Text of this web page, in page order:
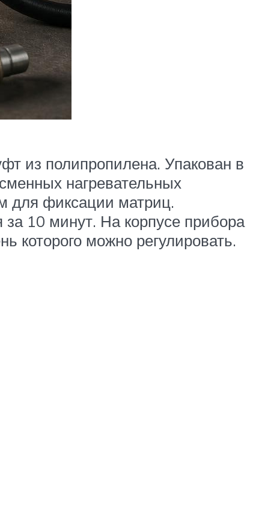
из полипропилена. Упакован в
нагревательных
для фиксации матриц.
за 10 минут. На корпусе прибора
которого можно регулировать.